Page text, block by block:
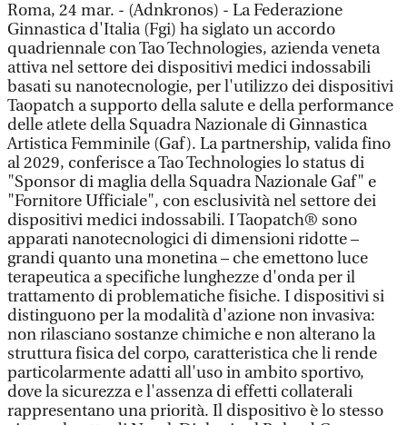
Roma, 24 mar. - (Adnkronos) - La Federazione
Ginnastica d'Italia (Fgi) ha siglato un accordo
quadriennale con Tao Technologies, azienda veneta
attiva nel settore dei dispositivi medici indossabili
basati su nanotecnologie, per l'utilizzo dei dispositivi
Taopatch a supporto della salute e della performance
delle atlete della Squadra Nazionale di Ginnastica
Artistica Femminile (Gaf). La partnership, valida fino
al 2029, conferisce a Tao Technologies lo status di
"Sponsor di maglia della Squadra Nazionale Gaf" e
"Fornitore Ufficiale", con esclusività nel settore dei
dispositivi medici indossabili. I Taopatch® sono
apparati nanotecnologici di dimensioni ridotte –
grandi quanto una monetina – che emettono luce
terapeutica a specifiche lunghezze d'onda per il
trattamento di problematiche fisiche. I dispositivi si
distinguono per la modalità d'azione non invasiva:
non rilasciano sostanze chimiche e non alterano la
struttura fisica del corpo, caratteristica che li rende
particolarmente adatti all'uso in ambito sportivo,
dove la sicurezza e l'assenza di effetti collaterali
rappresentano una priorità. Il dispositivo è lo stesso